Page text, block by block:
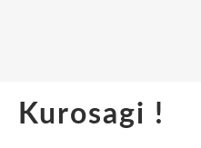
Kurosagi !